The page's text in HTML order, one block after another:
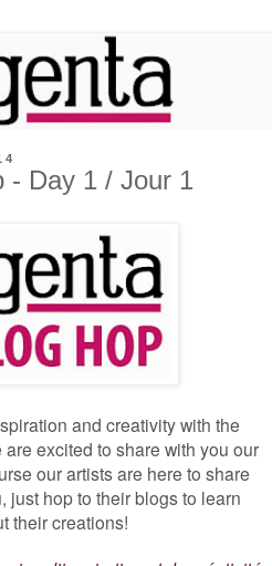
- Day 1 / Jour 1
and creativity with the
excited to share with you our
our artists are here to share
just hop to their blogs to learn
their creations!